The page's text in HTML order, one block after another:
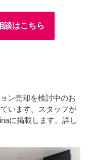
談はこちら
ン売却を検討中のお
います。スタッフが
に掲載します。詳し